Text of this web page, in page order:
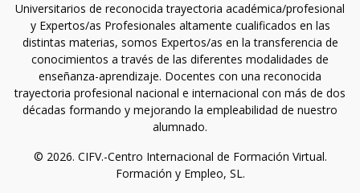
Universitarios de reconocida trayectoria académica/profesional
y Expertos/as Profesionales altamente cualificados en las
distintas materias, somos Expertos/as en la transferencia de
conocimientos a través de las diferentes modalidades de
enseñanza-aprendizaje. Docentes con una reconocida
trayectoria profesional nacional e internacional con más de dos
décadas formando y mejorando la empleabilidad de nuestro
alumnado.
© 2026. CIFV.-Centro Internacional de Formación Virtual.
Formación y Empleo, SL.